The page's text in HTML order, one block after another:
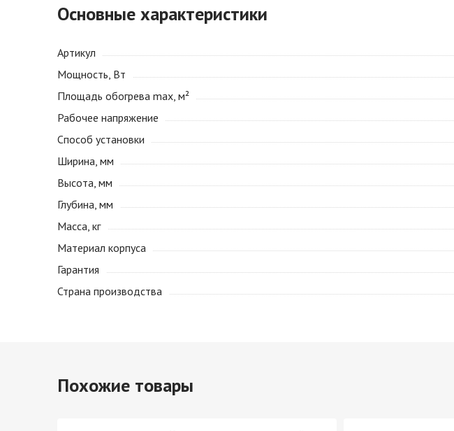
Основные характеристики
Артикул
Мощность, Вт
Площадь обогрева max, м²
Рабочее напряжение
Способ установки
Ширина, мм
Высота, мм
Глубина, мм
Масса, кг
Материал корпуса
Гарантия
Страна производства
Похожие товары